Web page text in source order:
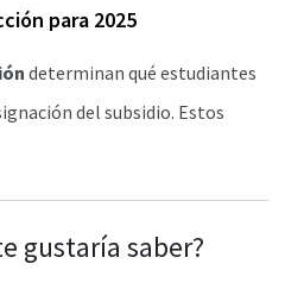
para 2025
determinan qué estudiantes
del subsidio. Estos
gustaría saber?